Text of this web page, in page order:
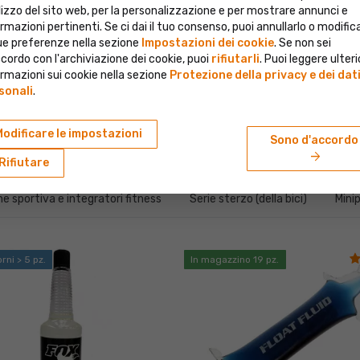
adatti
sportiva e integratori fitness Serie sterzo (della bici)
> 5 pz. In magazzino 19 pz.
del sito web, per la personalizzazione e per mostrare annunci e
pertinenti. Se ci dai il tuo consenso, puoi annullarlo o
preferenze nella sezione Impostazioni dei cookie. Se non sei
con l'archiviazione dei cookie, puoi rifiutarli. Puoi leggere
sui cookie nella sezione Protezione della privacy e dei dati
.
le impostazioni
Rifiutare
Sono d'accordo
arrow_forward